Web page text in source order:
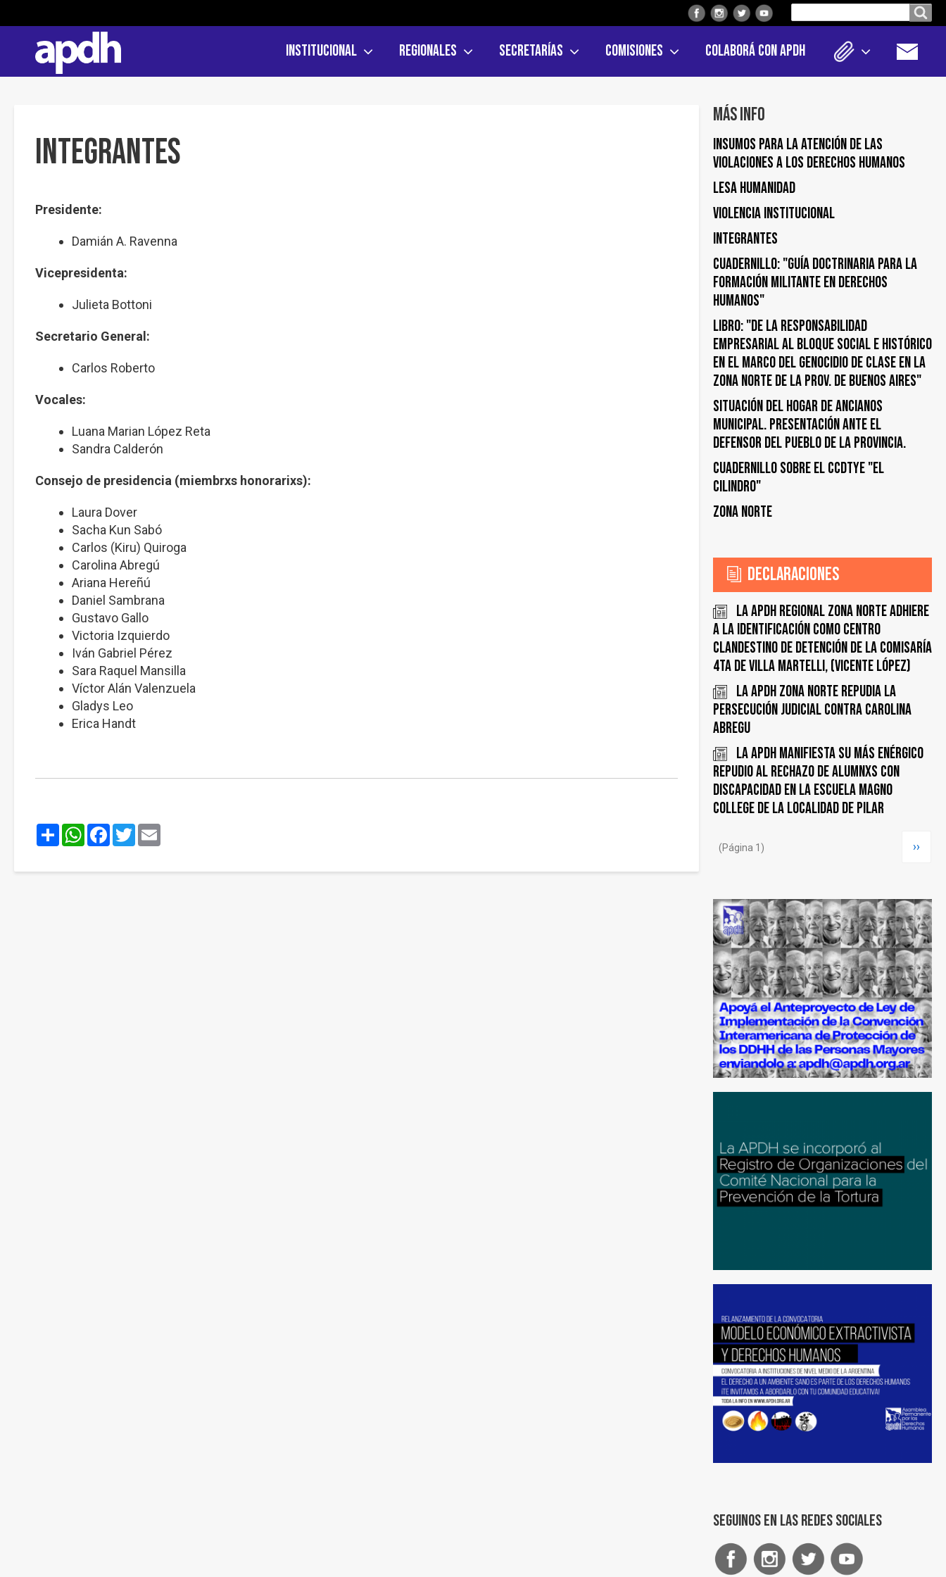
el
sitio
Institucional Regionales Secretarías Comisiones Colaborá con APDH
Integrantes
Presidente:
Damián A. Ravenna
Vicepresidenta:
Julieta Bottoni
Secretario General:
Carlos Roberto
Vocales:
Luana Marian López Reta
Sandra Calderón
Consejo de presidencia (miembrxs honorarixs):
Laura Dover
Sacha Kun Sabó
Carlos (Kiru) Quiroga
Carolina Abregú
Ariana Hereñú
Daniel Sambrana
Gustavo Gallo
Victoria Izquierdo
Iván Gabriel Pérez
Sara Raquel Mansilla
Víctor Alán Valenzuela
Gladys Leo
Erica Handt
ShareWhatsApp
Facebook
Twitter
Más info
Insumos para la atención de las
violaciones a los derechos humanos
Lesa humanidad
Violencia institucional
Integrantes
Cuadernillo: "Guía doctrinaria para la
formación militante en derechos
humanos"
Libro: "De la responsabilidad
empresarial al bloque social e histórico
en el marco del genocidio de clase en la
zona norte de la prov. de Buenos Aires"
Situación del Hogar de Ancianos
Municipal. Presentación ante el
Defensor del Pueblo de la Provincia.
Cuadernillo sobre el CCDTyE "El
Cilindro"
Zona Norte
Declaraciones
La APDH Regional Zona Norte adhiere
a la identificación como Centro
Clandestino de Detención de la Comisaría
4ta de Villa Martelli, (Vicente López)
La APDH Zona Norte repudia la
persecución judicial contra Carolina
Abregu
La APDH manifiesta su más enérgico
repudio al rechazo de alumnxs con
discapacidad en la escuela Magno
College de la localidad de Pilar
(Página 1) ››
Seguinos en las redes sociales